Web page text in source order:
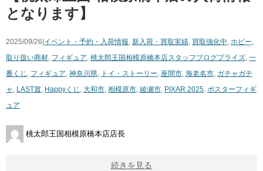
となります】
2025/09/26| イベント・予約・入荷情報, 新入荷・買取実績, 買取強化中, ホビー,
取り扱い商材, フィギュア, 桃太郎王国相模原橋本店スタッフブログプライズ, 一
番くじ , フィギュア, 神奈川県, トイ・ストーリー, 座間市, 海老名市, ガチャガチ
ャ , LAST賞, Happyくじ , 大和市, 相模原市, 綾瀬市, PIXAR 2025, ポスターフィギ
ュア
桃太郎王国相模原橋本店店長
続きを見る